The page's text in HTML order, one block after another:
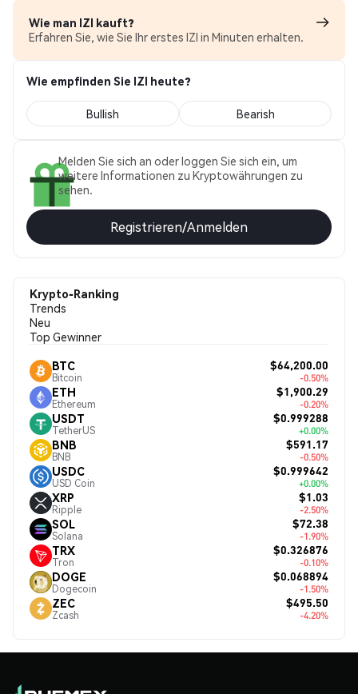
Wie man IZI kauft?
Erfahren Sie, wie Sie Ihr erstes IZI in Minuten erhalten.
Wie empfinden Sie IZI heute?
Bullish Bearish
Melden Sie sich an oder loggen Sie sich ein, um
weitere Informationen zu Kryptowährungen zu
sehen.
Registrieren/Anmelden
Krypto-Ranking
Trends
Neu
Top Gewinner
BTC
Bitcoin
$64,200.00
-0.50%
ETH
Ethereum
$1,900.29
-0.20%
USDT
TetherUS
$0.999288
+0.00%
BNB
BNB
$591.17
-0.50%
USDC
USD Coin
$0.999642
+0.00%
XRP
Ripple
$1.03
-2.50%
SOL
Solana
$72.38
-1.90%
TRX
Tron
$0.326876
-0.10%
DOGE
Dogecoin
$0.068894
-1.50%
ZEC
Zcash
$495.50
-4.20%